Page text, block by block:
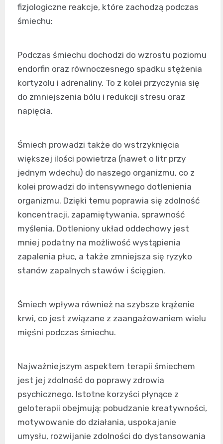
fizjologiczne reakcje, które zachodzą podczas
śmiechu:
Podczas śmiechu dochodzi do wzrostu poziomu
endorfin oraz równoczesnego spadku stężenia
kortyzolu i adrenaliny. To z kolei przyczynia się
do zmniejszenia bólu i redukcji stresu oraz
napięcia.
Śmiech prowadzi także do wstrzyknięcia
większej ilości powietrza (nawet o litr przy
jednym wdechu) do naszego organizmu, co z
kolei prowadzi do intensywnego dotlenienia
organizmu. Dzięki temu poprawia się zdolność
koncentracji, zapamiętywania, sprawność
myślenia. Dotleniony układ oddechowy jest
mniej podatny na możliwość wystąpienia
zapalenia płuc, a także zmniejsza się ryzyko
stanów zapalnych stawów i ścięgien.
Śmiech wpływa również na szybsze krążenie
krwi, co jest związane z zaangażowaniem wielu
mięśni podczas śmiechu.
Najważniejszym aspektem terapii śmiechem
jest jej zdolność do poprawy zdrowia
psychicznego. Istotne korzyści płynące z
geloterapii obejmują: pobudzanie kreatywności,
motywowanie do działania, uspokajanie
umysłu, rozwijanie zdolności do dystansowania